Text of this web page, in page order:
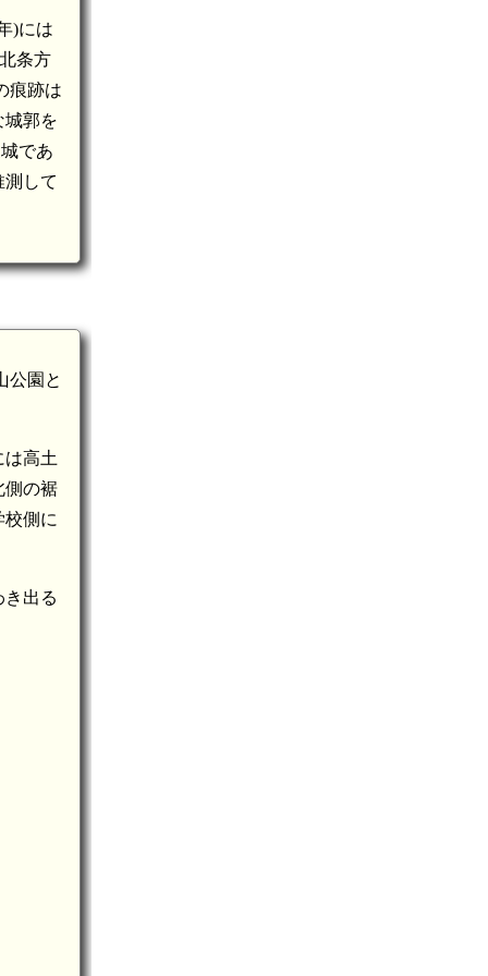
)には
条方
痕跡は
城郭を
であ
して
公園と
高土
側の裾
側に
出る